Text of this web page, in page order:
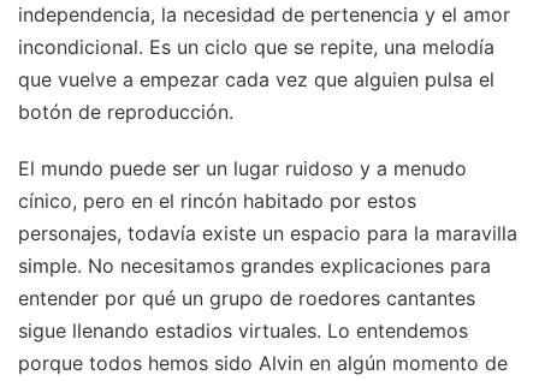
independencia, la necesidad de pertenencia y el amor
incondicional. Es un ciclo que se repite, una melodía
que vuelve a empezar cada vez que alguien pulsa el
botón de reproducción.
El mundo puede ser un lugar ruidoso y a menudo
cínico, pero en el rincón habitado por estos
personajes, todavía existe un espacio para la maravilla
simple. No necesitamos grandes explicaciones para
entender por qué un grupo de roedores cantantes
sigue llenando estadios virtuales. Lo entendemos
porque todos hemos sido Alvin en algún momento de